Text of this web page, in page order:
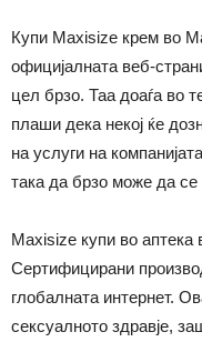
Купи Maxisize крем во
официјалната веб-
цел брзо. Таа доаѓа во
плаши дека некој ќе
на услуги на
така да брзо може да се
Maxisize купи во
Сертифицирани
глобалната интернет.
сексуалното здравје,